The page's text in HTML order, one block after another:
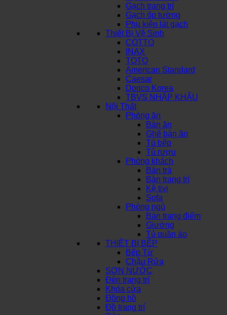
Gạch trang trí
Gạch ốp tường
Phụ kiện lát gạch
Thiết Bị Vệ Sinh
COTTO
INAX
TOTO
American Standard
Caesar
Dorico Korea
TBVS NHẬP KHẨU
Nội Thất
Phòng ăn
Bàn ăn
Ghế bàn ăn
Tủ bếp
Tủ rượu
Phòng khách
Bàn trà
Bàn trang trí
Kệ tivi
Sofa
Phòng ngủ
Bàn trang điểm
Giường
Tủ quần áo
THIẾT BỊ BẾP
Bếp Từ
Chậu Rửa
SƠN NƯỚC
Đèn trang trí
Khóa cửa
Đồng hồ
Đồ trang trí